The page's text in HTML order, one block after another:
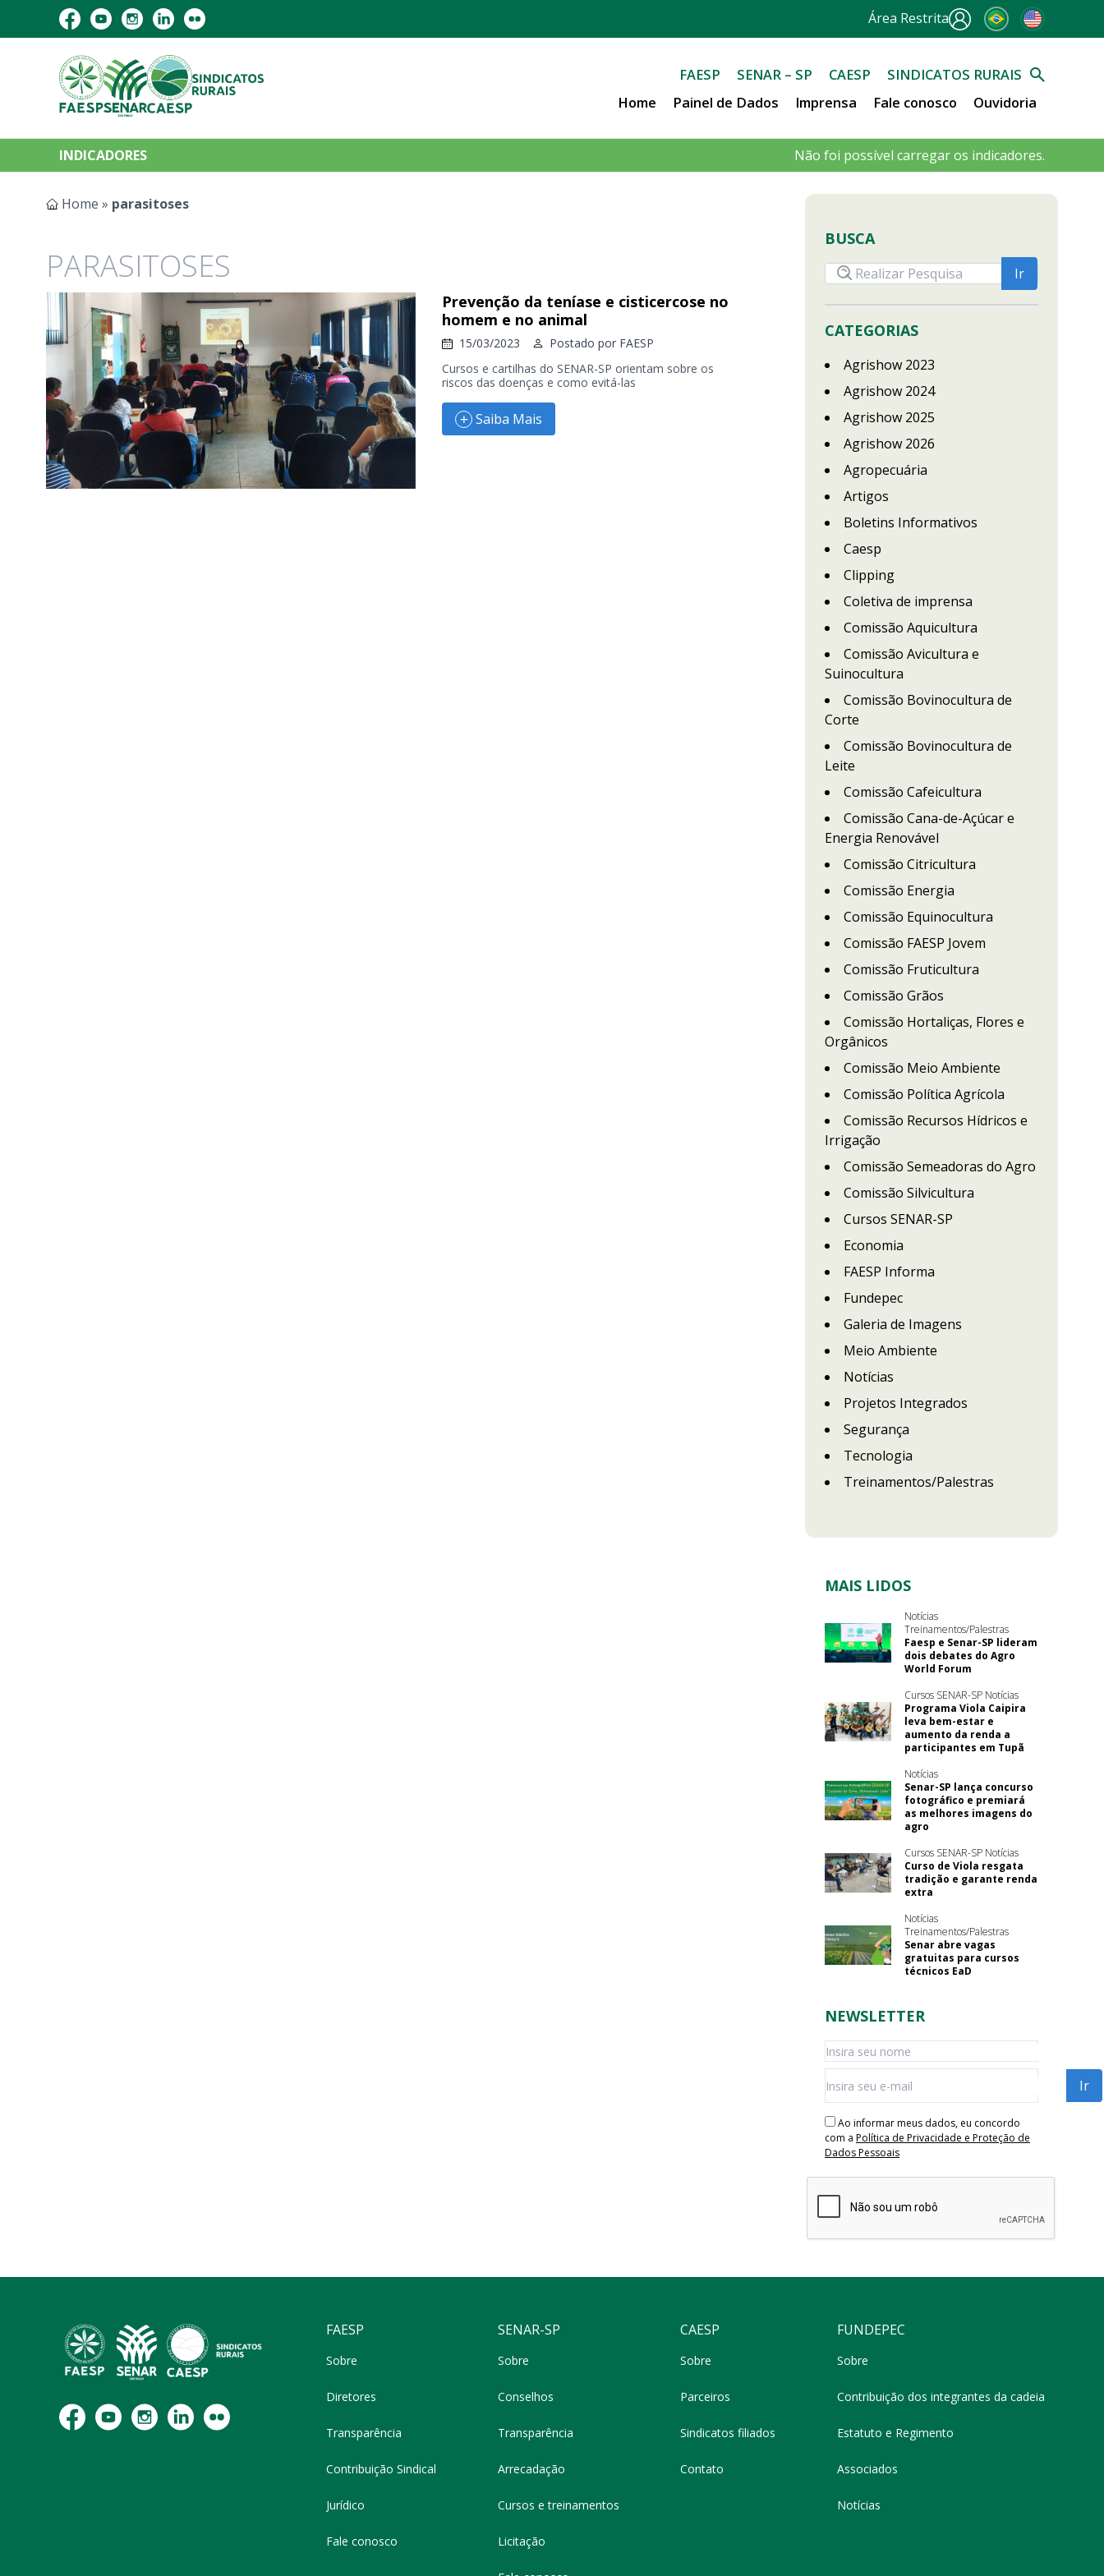
Área Restrita
FAESP SENAR – SP CAESP
SINDICATOS RURAIS
Home
Painel de Dados Imprensa Fale conosco Ouvidoria
INDICADORES Não foi possível carregar os indicadores.
Home » parasitoses
PARASITOSES
Prevenção da teníase e cisticercose no
homem e no animal
15/03/2023 Postado por FAESP
Cursos e cartilhas do SENAR-SP orientam sobre os
riscos das doenças e como evitá-las
Saiba Mais
BUSCA
CATEGORIAS
Agrishow 2023
Agrishow 2024
Agrishow 2025
Agrishow 2026
Agropecuária
Artigos
Boletins Informativos
Caesp
Clipping
Coletiva de imprensa
Comissão Aquicultura
Comissão Avicultura e
Suinocultura
Comissão Bovinocultura de
Corte
Comissão Bovinocultura de
Leite
Comissão Cafeicultura
Comissão Cana-de-Açúcar e
Energia Renovável
Comissão Citricultura
Comissão Energia
Comissão Equinocultura
Comissão FAESP Jovem
Comissão Fruticultura
Comissão Grãos
Comissão Hortaliças, Flores e
Orgânicos
Comissão Meio Ambiente
Comissão Política Agrícola
Comissão Recursos Hídricos e
Irrigação
Comissão Semeadoras do Agro
Comissão Silvicultura
Cursos SENAR-SP
Economia
FAESP Informa
Fundepec
Galeria de Imagens
Meio Ambiente
Notícias
Projetos Integrados
Segurança
Tecnologia
Treinamentos/Palestras
MAIS LIDOS
Notícias
Treinamentos/Palestras
Faesp e Senar-SP lideram
dois debates do Agro
World Forum
Cursos SENAR-SP Notícias
Programa Viola Caipira
leva bem-estar e
aumento da renda a
participantes em Tupã
Notícias
Senar-SP lança concurso
fotográfico e premiará
as melhores imagens do
agro
Cursos SENAR-SP Notícias
Curso de Viola resgata
tradição e garante renda
extra
Notícias
Treinamentos/Palestras
Senar abre vagas
gratuitas para cursos
técnicos EaD
NEWSLETTER
Ao informar meus dados, eu concordo
com a Política de Privacidade e Proteção de
Dados Pessoais
FAESP
Sobre
Diretores
Transparência
Contribuição Sindical
Jurídico
Fale conosco
SENAR-SP
Sobre
Conselhos
Transparência
Arrecadação
Cursos e treinamentos
Licitação
CAESP
Sobre
Parceiros
Sindicatos filiados
Contato
FUNDEPEC
Sobre
Contribuição dos integrantes da cadeia
Estatuto e Regimento
Associados
Notícias